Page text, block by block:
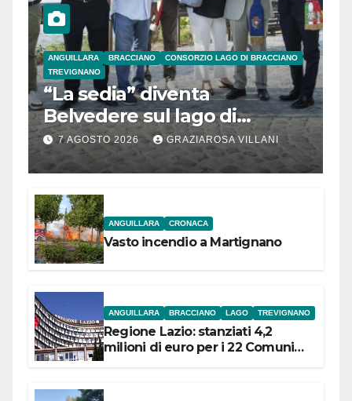
ANGUILLARA BRACCIANO
CONSORZIO LAGO DI BRACCIANO
TREVIGNANO
“La sedia” diventa
Belvedere sul lago di
Bracciano: ieri
l’inaugurazione
7 AGOSTO 2026 GRAZIAROSA VILLANI
ANGUILLARA CRONACA
Vasto incendio a Martignano
ANGUILLARA BRACCIANO LAGO TREVIGNANO
Regione Lazio: stanziati 4,2
milioni di euro per i 22 Comuni